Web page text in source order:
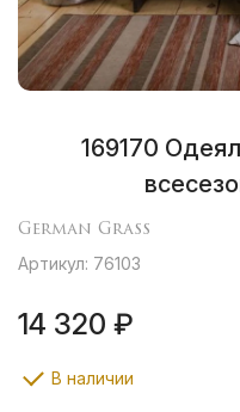
169170
German Grass
Артикул: 76103
14 320 ₽
В наличии